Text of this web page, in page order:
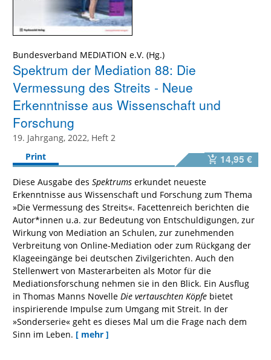
Bundesverband MEDIATION e.V.
Spektrum der Mediation 88: Die
Vermessung des Streits - Neue
Erkenntnisse aus Wissenschaft und
Forschung
19. Jahrgang, 2022, Heft 2
Print
14,95 €
Diese Ausgabe des Spektrums erkundet neueste
Erkenntnisse aus Wissenschaft und Forschung zum Thema
»Die Vermessung des Streits«. Facettenreich berichten die
Autor*innen u.a. zur Bedeutung von Entschuldigungen, zur
Wirkung von Mediation an Schulen, zur zunehmenden
Verbreitung von Online-Mediation oder zum Rückgang der
Klageeingänge bei deutschen Zivilgerichten. Auch den
Stellenwert von Masterarbeiten als Motor für die
Mediationsforschung nehmen sie in den Blick. Ein Ausflug
in Thomas Manns Novelle Die vertauschten Köpfe bietet
inspirierende Impulse zum Umgang mit Streit. In der
»Sonderserie« geht es dieses Mal um die Frage nach dem
Sinn im Leben. [ mehr ]